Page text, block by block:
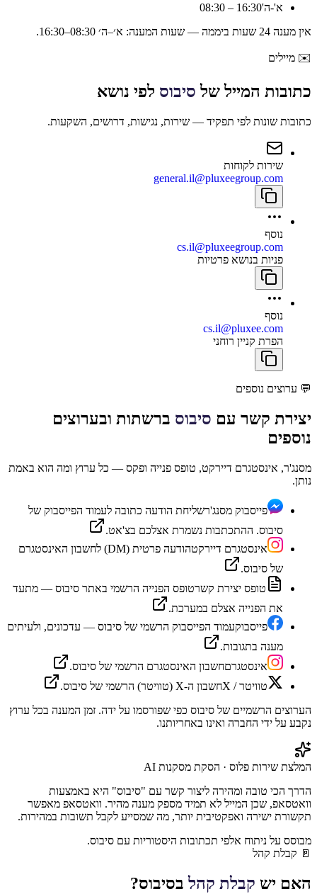
א'-ה'08:30 – 16:30
אין מענה 24 שעות ביממה — שעות המענה:
א׳–ה׳ 08:30–16:30 .
✉️ מיילים
כתובות המייל של סיבוס לפי נושא
כתובות שונות לפי תפקיד — שירות, נגישות, דרושים, השקעות.
שירות לקוחות
general.il@pluxeegroup.com
נוסף
cs.il@pluxeegroup.com
פניות בנושא פרטיות
נוסף
cs.il@pluxee.com
הפרת קניין רוחני
💬 ערוצים נוספים
יצירת קשר עם סיבוס ברשתות ובערוצים
נוספים
מסנג'ר, אינסטגרם דיירקט, טופס פנייה ופקס — כל ערוץ ומה הוא באמת
נותן.
פייסבוק מסנג'רשליחת הודעה כתובה לעמוד הפייסבוק של
סיבוס. ההתכתבות נשמרת אצלכם בצ'אט.
אינסטגרם דיירקט
הודעה פרטית (DM) לחשבון האינסטגרם
של סיבוס.
טופס יצירת קשרטופס הפנייה הרשמי באתר סיבוס — מתעד
את הפנייה אצלם במערכת.
פייסבוקעמוד הפייסבוק הרשמי של סיבוס — עדכונים, ולעיתים
מענה בתגובות.
אינסטגרםחשבון האינסטגרם הרשמי של סיבוס.
טוויטר / X
חשבון ה-X (טוויטר) הרשמי של סיבוס.
הערוצים הרשמיים של סיבוס כפי שפורסמו על ידה. זמן המענה בכל ערוץ
נקבע על ידי החברה ואינו באחריותנו.
המלצת שירות פלוס · הסקת מסקנות AI
הדרך הכי טובה ומהירה ליצור קשר עם "סיבוס" היא באמצעות
וואטסאפ, שכן המייל לא תמיד מספק מענה מהיר. וואטסאפ מאפשר
תקשורת ישירה ואפקטיבית יותר, מה שמסייע לקבל תשובות במהירות.
מבוסס על ניתוח אלפי תכתובות היסטוריות עם סיבוס.
🚪 קבלת קהל
האם יש קבלת קהלבסיבוס?